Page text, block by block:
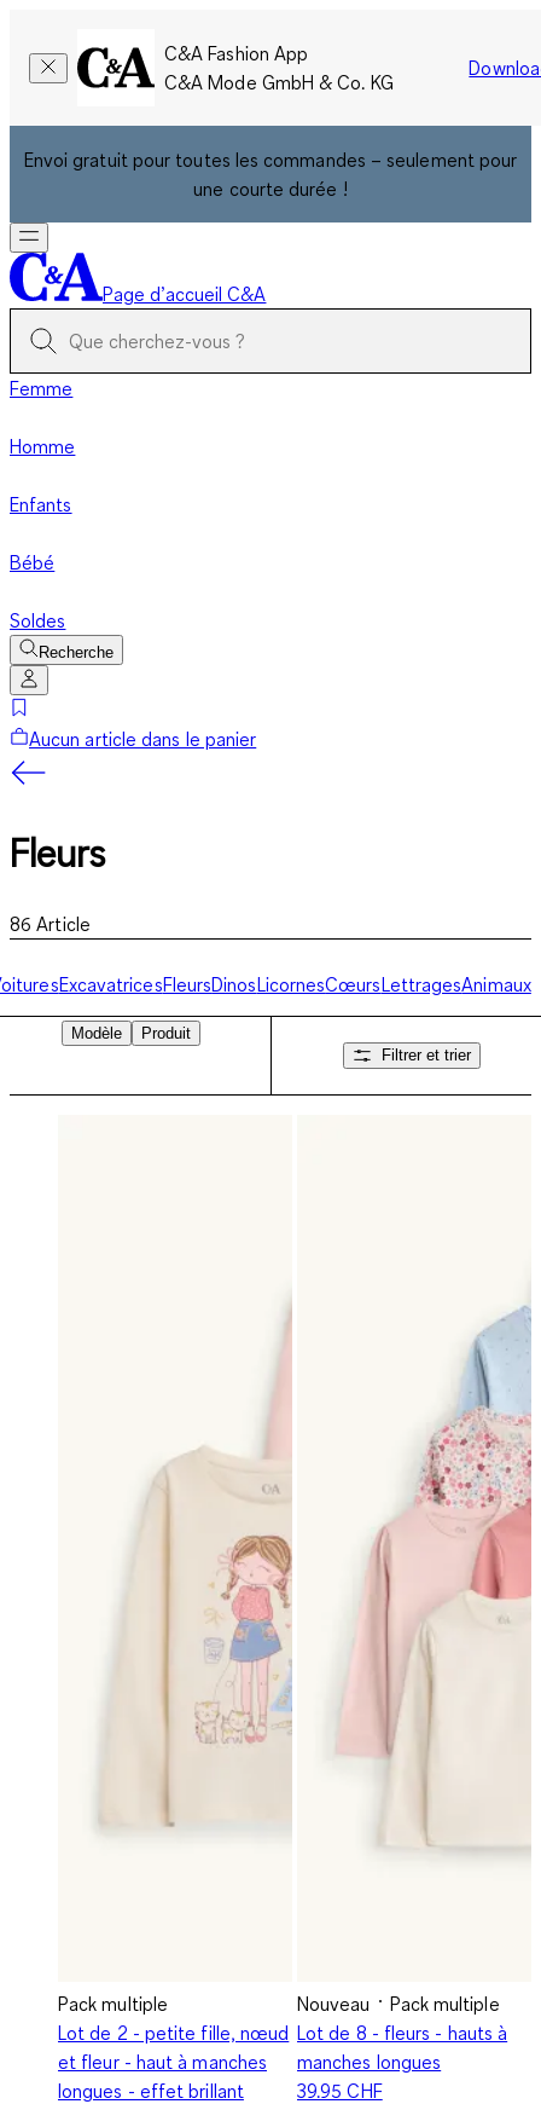
C&A Fashion App
C&A Mode GmbH & Co. KG
Envoi gratuit pour toutes les commandes – seulement pour
une courte durée !
Page d’accueil C&A
Femme
Homme
Enfants
Bébé
Soldes
Recherche
Aucun article dans le panier
Fleurs
86 Article
ExcavatricesFleursDinosLicornesCœursLettragesAnimaux
Modèle
Produit
Filtrer et trier
Pack multiple
Lot de 2 - petite fille, nœud
et fleur - haut à manches
longues - effet brillant
Nouveau
Pack multiple
Lot de 8 - fleurs - hauts à
manches longues
39.95 CHF